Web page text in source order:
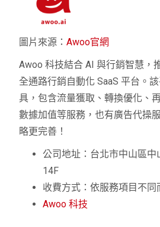
圖片來源：Awoo官網
Awoo 科技結合 AI 與行銷智慧，
全通路行銷自動化 SaaS 平台。
具，包含流量獲取、轉換優化、
數據加值等服務，也有廣告代操
略更完善！
公司地址：台北市中山區中
14F
收費方式：依服務項目不同
Awoo 科技